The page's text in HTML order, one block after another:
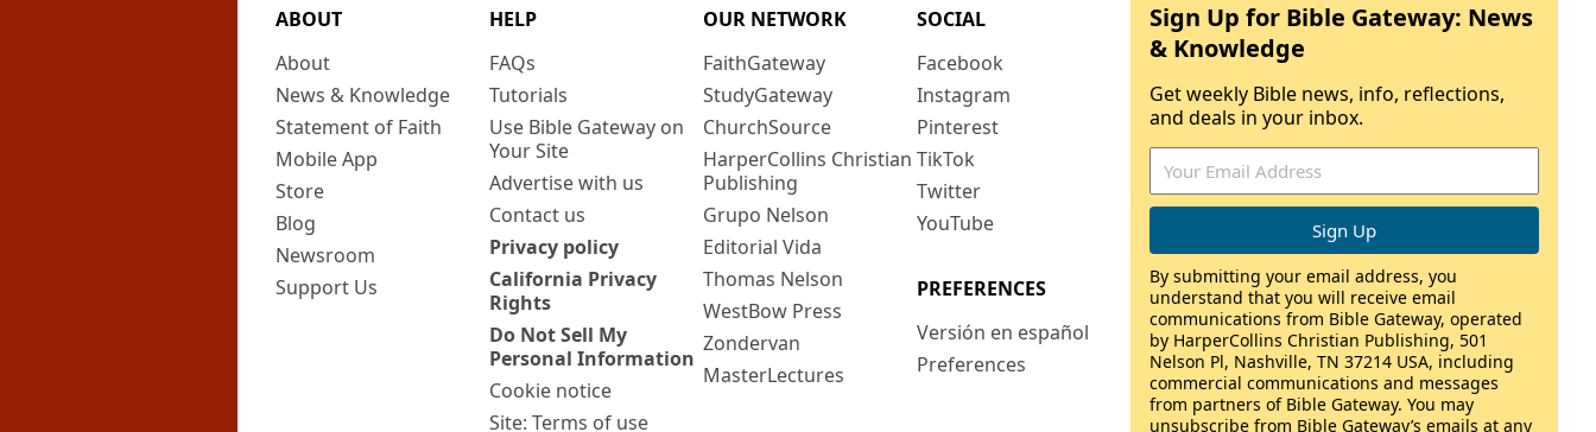
ABOUT
About
News & Knowledge
Statement of Faith
Mobile App
Store
Blog
Newsroom
Support Us
HELP
FAQs
Tutorials
Use Bible Gateway on
Your Site
Advertise with us
Contact us
Privacy policy
California Privacy
Rights
Do Not Sell My
Personal Information
Cookie notice
Site: Terms of use
OUR NETWORK
FaithGateway
StudyGateway
ChurchSource
HarperCollins Christian
Publishing
Grupo Nelson
Editorial Vida
Thomas Nelson
WestBow Press
Zondervan
MasterLectures
SOCIAL
Facebook
Instagram
Pinterest
TikTok
Twitter
YouTube
PREFERENCES
Versión en español
Preferences
Sign Up for Bible Gateway: News
& Knowledge
Get weekly Bible news, info, reflections,
and deals in your inbox.
By submitting your email address, you
understand that you will receive email
communications from Bible Gateway, operated
by HarperCollins Christian Publishing, 501
Nelson Pl, Nashville, TN 37214 USA, including
commercial communications and messages
from partners of Bible Gateway. You may
unsubscribe from Bible Gateway’s emails at any